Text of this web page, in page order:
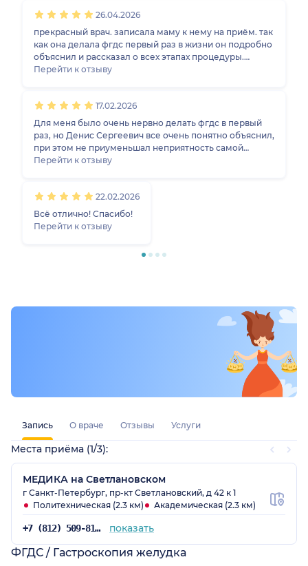
Запись О враче Отзывы Услуги
Места приёма (1/3):
МЕДИКА на Светлановском
г Санкт-Петербург, пр-кт Светлановский, д 42 к 1
Политехническая (2.3 км)
Академическая (2.3 км)
+7 (812) 509-81-75 показать
ФГДС / Гастроскопия желудка
анестезии нет , а так бы жену туда затащил . 5 баллов
этому врачу ! И разжевывает все внятно .
26.04.2026
прекрасный врач. записала маму к нему на приём. так
как она делала фгдс первый раз в жизни он подробно
объяснил и рассказал о всех этапах процедуры.
тщательно осмотрел слизистую во всех отделах и
довольны от приёма. при следующей потребности
запишемся к нему еще раз.
Перейти к отзыву
17.02.2026
Для меня было очень нервно делать фгдс в первый
раз, но Денис Сергеевич все очень понятно объяснил,
при этом не приуменьшал неприятность самой
процедуры. Большая благодарность терпению врача
Рекомендую клинику и врача для прохождения
данной процедуры и дополнительных исследований.
Перейти к отзыву
22.02.2026
Всё отлично! Спасибо!
Перейти к отзыву